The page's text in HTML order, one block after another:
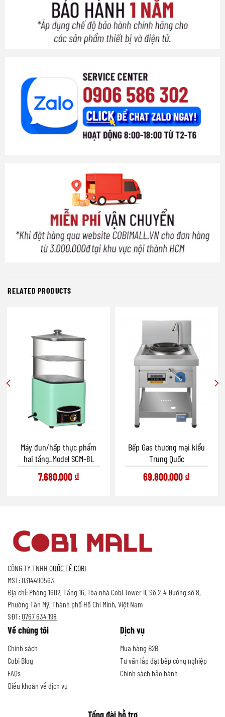
RELATED PRODUCTS
Máy đun/hấp thực phẩm
hai tầng_Model SCM-8L
7.680.000 ₫
Bếp Gas thương mại kiểu
Trung Quốc
69.800.000 ₫
CÔNG TY TNHH QUỐC TẾ COBI
MST: 0314490563
Địa chỉ: Phòng 1602, Tầng 16, Tòa nhà Cobi Tower II, Số 2-4 Đường số 8,
Phường Tân Mỹ, Thành phố Hồ Chí Minh, Việt Nam
SĐT:0767 634 198
Về chúng tôi
Chính sách
Cobi Blog
FAQs
Điều khoản về dịch vụ
Dịch vụ
Mua hàng B2B
Tư vấn lắp đặt bếp công nghiệp
Chính sách bảo hành
Tổng đài hỗ trợ